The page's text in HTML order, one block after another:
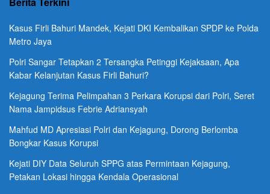
Kasus Firli Bahuri Mandek, Kejati DKI Kembalikan SPDP ke Polda
Metro Jaya
Polri Sangar Tetapkan 2 Tersangka Petinggi Kejaksaan, Apa
Kabar Kelanjutan Kasus Firli Bahuri?
Kejagung Terima Pelimpahan 3 Perkara Korupsi dari Polri, Seret
Nama Jampidsus Febrie Adriansyah
Mahfud MD Apresiasi Polri dan Kejagung, Dorong Berlomba
Bongkar Kasus Korupsi
Kejati DIY Data Seluruh SPPG atas Permintaan Kejagung,
Petakan Lokasi hingga Kendala Operasional